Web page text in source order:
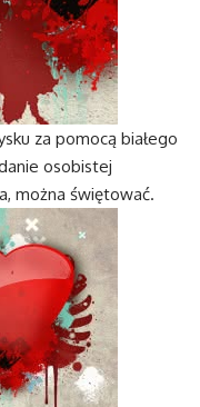
za pomocą białego
osobistej
można świętować.